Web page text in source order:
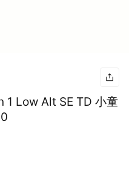
1 Low Alt SE TD 小童